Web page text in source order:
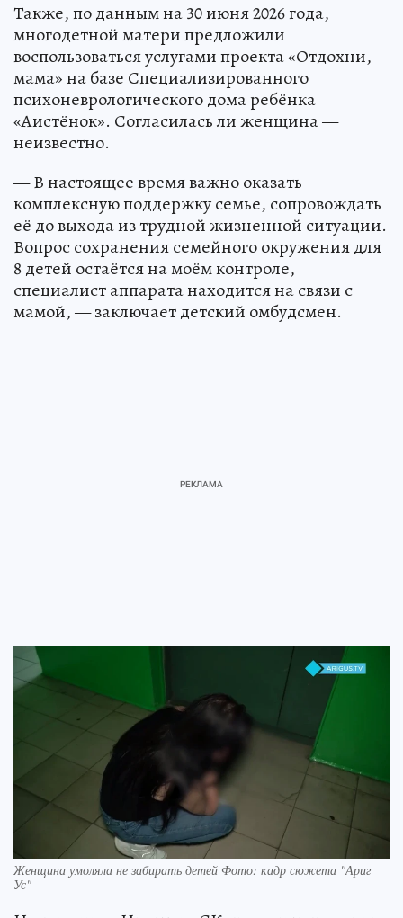
Также, по данным на 30 июня 2026 года,
многодетной матери предложили
воспользоваться услугами проекта «Отдохни,
мама» на базе Специализированного
психоневрологического дома ребёнка
«Аистёнок». Согласилась ли женщина —
неизвестно.
— В настоящее время важно оказать
комплексную поддержку семье, сопровождать
её до выхода из трудной жизненной ситуации.
Вопрос сохранения семейного окружения для
8 детей остаётся на моём контроле,
специалист аппарата находится на связи с
мамой, — заключает детский омбудсмен.
Женщина умоляла не забирать детей Фото: кадр сюжета "Ариг
Ус"